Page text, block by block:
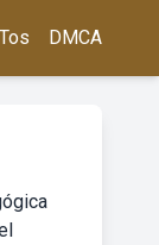
Tos DMCA